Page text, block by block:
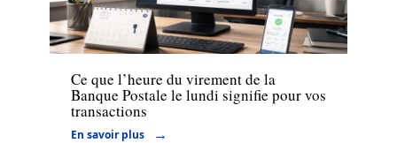
Assurance
Ce que l’heure du virement de la
Banque Postale le lundi signifie pour vos
transactions
En savoir plus